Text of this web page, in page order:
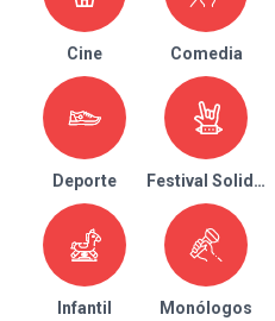
Cine Comedia
Deporte Festival Solidario
Infantil Monólogos